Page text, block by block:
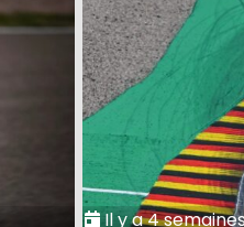
Il y a 4 semaines